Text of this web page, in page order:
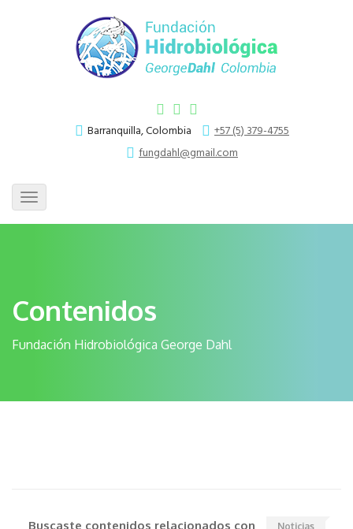
Barranquilla, Colombia
+57 (5) 379-4755
fungdahl@gmail.com
Toggle
navigation
Contenidos
Fundación Hidrobiológica George Dahl
Buscaste contenidos relacionados con Noticias